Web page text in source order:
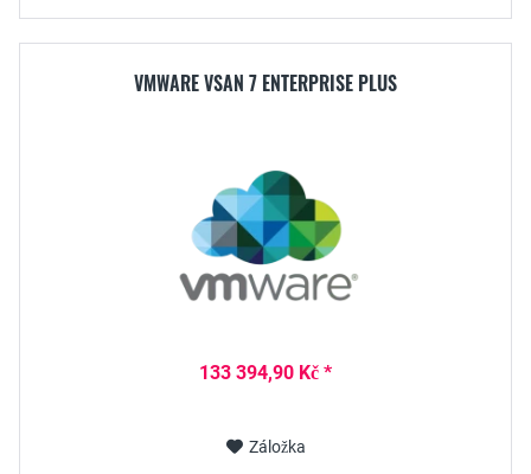
VMWARE VSAN 7 ENTERPRISE PLUS
133 394,90 Kč *
Záložka